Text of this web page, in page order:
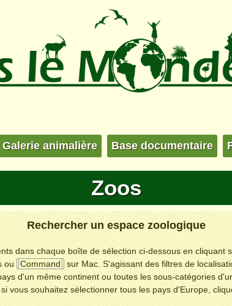
Galerie animalière Base documentaire
Zoos
Rechercher un espace zoologique
dans chaque boîte de sélection ci-dessous en cliquant
ou Command
sur Mac. S'agissant des filtres de
d'un même continent ou toutes les sous-catégories
vous souhaitez sélectionner tous les pays d'Europe,